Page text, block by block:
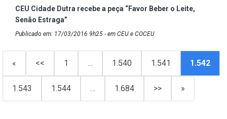
CEU Cidade Dutra recebe a peça “Favor Beber o Leite,
Senão Estraga”
Publicado em: 17/03/2016 9h25 - em CEU e COCEU
« << 1 … 1.540 1.541 1.542
1.543 1.544 … 1.684 >> »